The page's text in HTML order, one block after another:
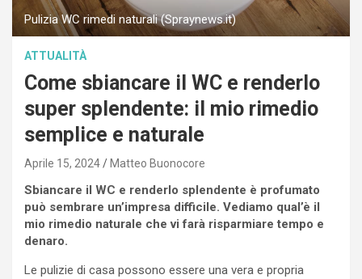
Pulizia WC rimedi naturali (Spraynews.it)
ATTUALITÀ
Come sbiancare il WC e renderlo
super splendente: il mio rimedio
semplice e naturale
Aprile 15, 2024 Matteo Buonocore
Sbiancare il WC e renderlo splendente è profumato
può sembrare un’impresa difficile. Vediamo qual’è il
mio rimedio naturale che vi farà risparmiare tempo e
denaro.
Le pulizie di casa possono essere una vera e propria